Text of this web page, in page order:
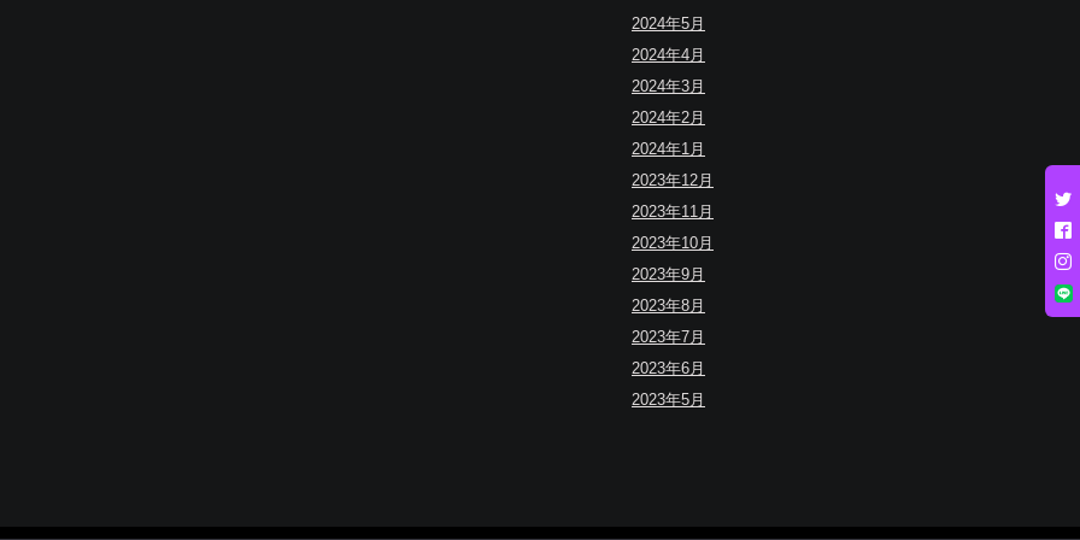
2024年5月
2024年4月
2024年3月
2024年2月
2024年1月
2023年12月
2023年11月
2023年10月
2023年9月
2023年8月
2023年7月
2023年6月
2023年5月